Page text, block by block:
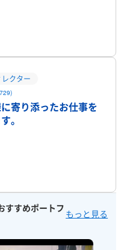
クター
寄り添ったお仕事を
。
すすめポートフ
もっと見る